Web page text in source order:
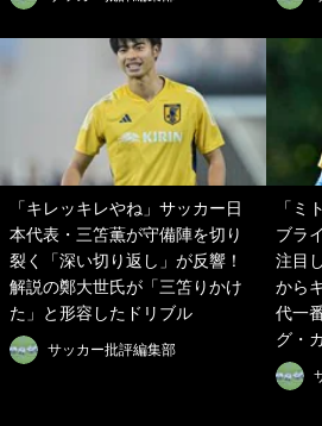
「キレッキレやね」サッカー日
本代表・三笘薫が守備陣を切り
裂く「深い切り返し」が反響！
解説の鄭大世氏が「三笘りかけ
た」と形容したドリブル
サッカー批評編集部
「ミ
ブラ
注目
から
代一
グ・